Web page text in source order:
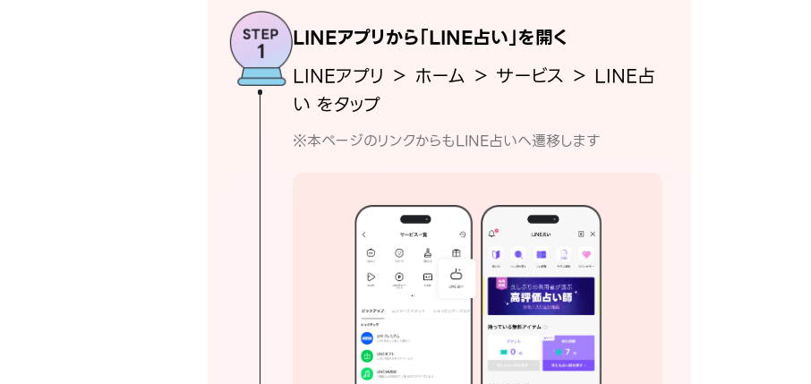
LINEアプリから「LINE占い」を開く
LINEアプリ ＞ ホーム ＞ サービス ＞ LINE占
い をタップ
※本ページのリンクからもLINE占いへ遷移します